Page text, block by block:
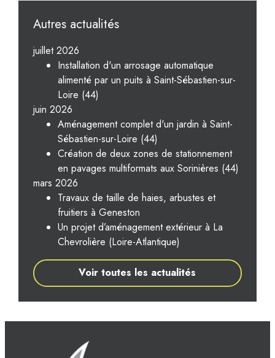
Autres actualités
juillet 2026
Installation d'un arrosage automatique
alimenté par un puits à Saint-Sébastien-sur-
Loire (44)
juin 2026
Aménagement complet d'un jardin à Saint-
Sébastien-sur-Loire (44)
Création de deux zones de stationnement
en pavages multiformats aux Sorinières (44)
mars 2026
Travaux de taille de haies, arbustes et
fruitiers à Geneston
Un projet d’aménagement extérieur à La
Chevrolière (Loire-Atlantique)
Voir toutes les actualités